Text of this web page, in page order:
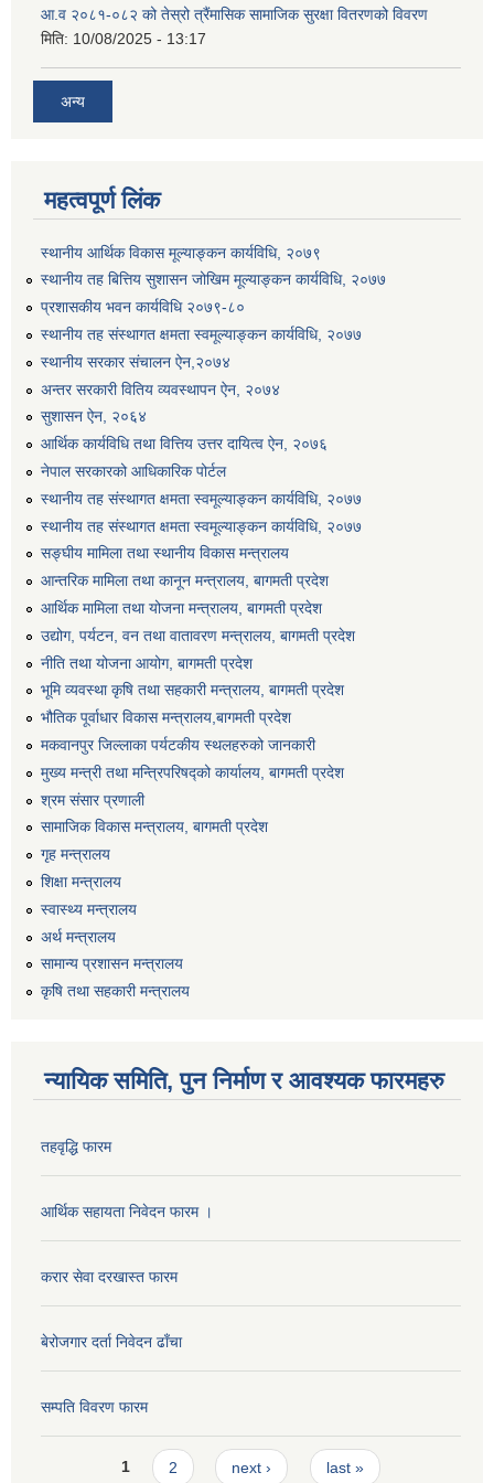
आ.व २०८१-०८२ को तेस्रो त्रैंमासिक सामाजिक सुरक्षा वितरणको विवरण
मिति: 10/08/2025 - 13:17
अन्य
महत्वपूर्ण लिंक
स्थानीय आर्थिक विकास मूल्याङ्कन कार्यविधि, २०७९
स्थानीय तह बित्तिय सुशासन जोखिम मूल्याङ्कन कार्यविधि, २०७७
प्रशासकीय भवन कार्यविधि २०७९-८०
स्थानीय तह संस्थागत क्षमता स्वमूल्याङ्कन कार्यविधि, २०७७
स्थानीय सरकार संचालन ऐन,२०७४
अन्तर सरकारी वितिय व्यवस्थापन ऐन, २०७४
सुशासन ऐन, २०६४
आर्थिक कार्यविधि तथा वित्तिय उत्तर दायित्व ऐन, २०७६
नेपाल सरकारको आधिकारिक पोर्टल
स्थानीय तह संस्थागत क्षमता स्वमूल्याङ्कन कार्यविधि, २०७७
स्थानीय तह संस्थागत क्षमता स्वमूल्याङ्कन कार्यविधि, २०७७
सङ्घीय मामिला तथा स्थानीय विकास मन्त्रालय
आन्तरिक मामिला तथा कानून मन्त्रालय, बागमती प्रदेश
आर्थिक मामिला तथा योजना मन्त्रालय, बागमती प्रदेश
उद्योग, पर्यटन, वन तथा वातावरण मन्त्रालय, बागमती प्रदेश
नीति तथा योजना आयोग, बागमती प्रदेश
भूमि व्यवस्था कृषि तथा सहकारी मन्त्रालय, बागमती प्रदेश
भौतिक पूर्वाधार विकास मन्त्रालय,बागमती प्रदेश
मकवानपुर जिल्लाका पर्यटकीय स्थलहरुको जानकारी
मुख्य मन्त्री तथा मन्त्रिपरिषद्को कार्यालय, बागमती प्रदेश
श्रम संसार प्रणाली
सामाजिक विकास मन्त्रालय, बागमती प्रदेश
गृह मन्त्रालय
शिक्षा मन्त्रालय
स्वास्थ्य मन्त्रालय
अर्थ मन्त्रालय
सामान्य प्रशासन मन्त्रालय
कृषि तथा सहकारी मन्त्रालय
न्यायिक समिति, पुन निर्माण र आवश्यक फारमहरु
तहवृद्धि फारम
आर्थिक सहायता निवेदन फारम ।
करार सेवा दरखास्त फारम
बेरोजगार दर्ता निवेदन ढाँचा
सम्पति विवरण फारम
Pages1 2 next › last »